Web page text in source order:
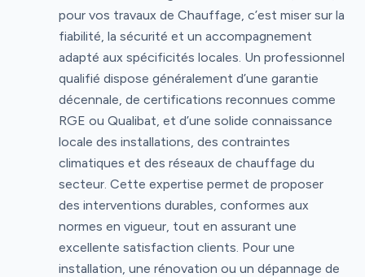
pour vos travaux de Chauffage, c’est miser sur la
fiabilité, la sécurité et un accompagnement
adapté aux spécificités locales. Un professionnel
qualifié dispose généralement d’une garantie
décennale, de certifications reconnues comme
RGE ou Qualibat, et d’une solide connaissance
locale des installations, des contraintes
climatiques et des réseaux de chauffage du
secteur. Cette expertise permet de proposer
des interventions durables, conformes aux
normes en vigueur, tout en assurant une
excellente satisfaction clients. Pour une
installation, une rénovation ou un dépannage de